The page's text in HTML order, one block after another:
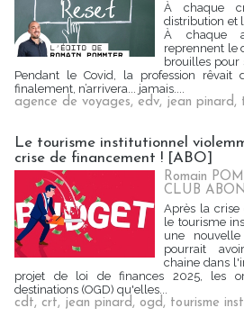
À chaque
distribution et
À chaque
reprennent le
brouilles pour
Pendant le Covid, la profession rêvait
finalement, n’arrivera... jamais....
agence de voyages, edv, jean pinard,
Le tourisme institutionnel
crise de financement ! [ABO]
Romain
CLUB
Après la crise
le tourisme
une
pourrait
chaine dans
projet de loi de finances 2025, les
destinations (OGD) qu'elles...
cdt, crt, jean pinard, ogd, tourisme